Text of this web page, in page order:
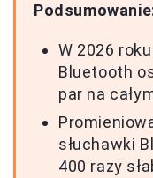
W 2026
Bluetooth
par na
słuchawki
400 razy